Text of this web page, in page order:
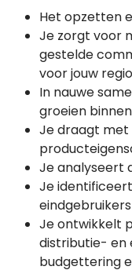
Het opzetten
Je zorgt voor
gestelde
voor jouw
In nauwe
groeien
Je draagt met
Je analyseert
Je
Je ontwikkelt
distributie- en
budgettering